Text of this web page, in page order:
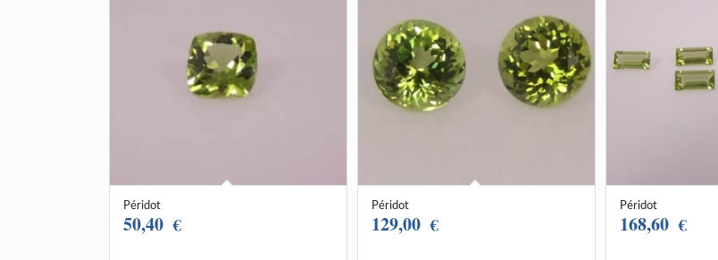
Péridot
50,40 €
Péridot
129,00 €
Péridot
168,60 €